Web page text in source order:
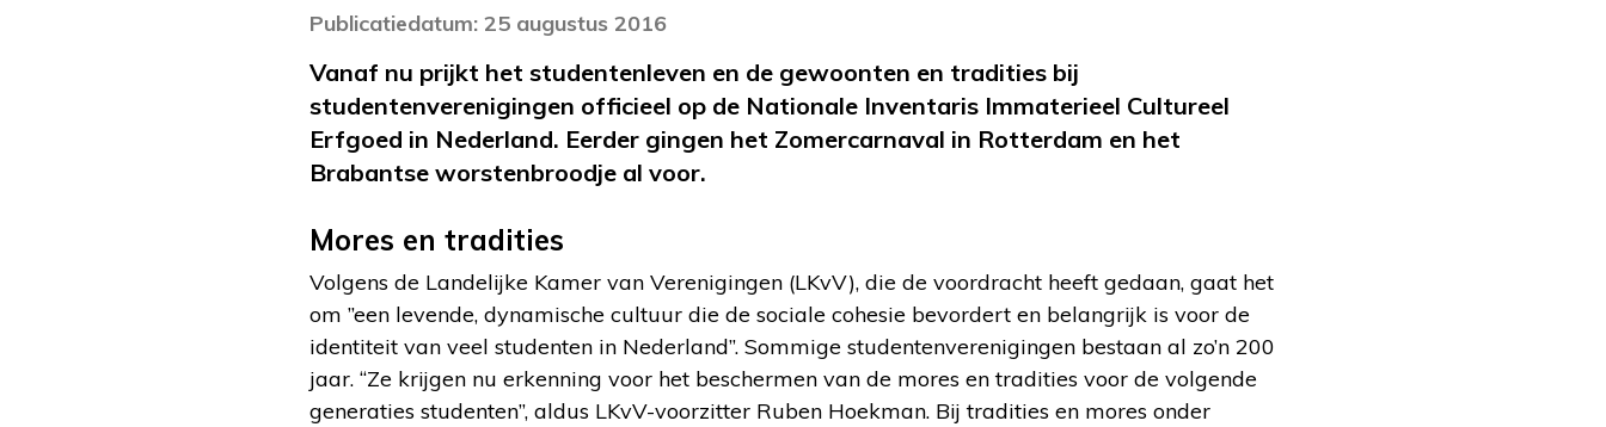
Publicatiedatum: 25 augustus 2016
Vanaf nu prijkt het studentenleven en de gewoonten en tradities bij
studentenverenigingen officieel op de Nationale Inventaris Immaterieel Cultureel
Erfgoed in Nederland. Eerder gingen het Zomercarnaval in Rotterdam en het
Brabantse worstenbroodje al voor.
Mores en tradities
Volgens de Landelijke Kamer van Verenigingen (LKvV), die de voordracht heeft gedaan, gaat het
om ”een levende, dynamische cultuur die de sociale cohesie bevordert en belangrijk is voor de
identiteit van veel studenten in Nederland”. Sommige studentenverenigingen bestaan al zo’n 200
jaar. “Ze krijgen nu erkenning voor het beschermen van de mores en tradities voor de volgende
generaties studenten”, aldus LKvV-voorzitter Ruben Hoekman. Bij tradities en mores onder